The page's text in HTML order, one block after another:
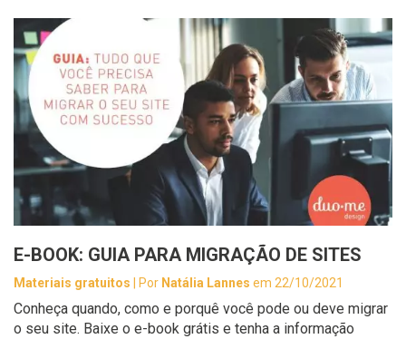
E-BOOK: GUIA PARA MIGRAÇÃO DE SITES
Materiais gratuitos | Por Natália Lannes em 22/10/2021
Conheça quando, como e porquê você pode ou deve migrar
o seu site. Baixe o e-book grátis e tenha a informação